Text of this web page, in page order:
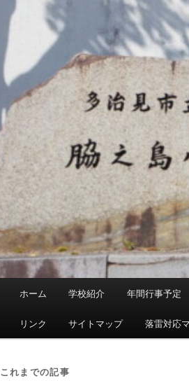
ホーム 学校紹介 年間行事予定
リンク サイトマップ 落雷対応
これまでの記事